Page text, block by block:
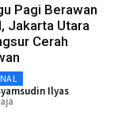
Pagi Berawan
Jakarta Utara
Cerah
Ilyas